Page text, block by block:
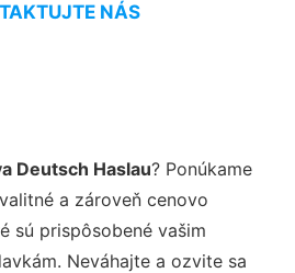
NÁS
Deutsch Haslau? Ponúkame
a zároveň cenovo
sú prispôsobené vašim
Neváhajte a ozvite sa